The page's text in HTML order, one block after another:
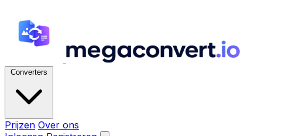
Converters
Prijzen Over ons